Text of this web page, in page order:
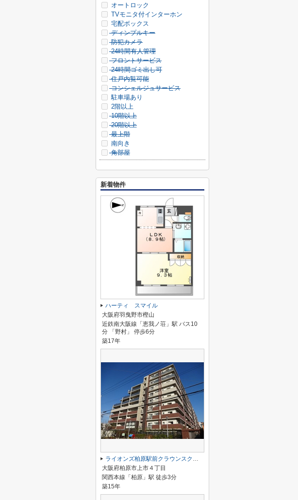
オートロック
TVモニタ付インターホン
宅配ボックス
ディンプルキー
防犯カメラ
24時間有人管理
フロントサービス
24時間ゴミ出し可
住戸内覧可能
コンシェルジュサービス
駐車場あり
2階以上
10階以上
20階以上
最上階
南向き
角部屋
新着物件
ハーティ スマイル
大阪府羽曳野市樫山
近鉄南大阪線「恵我ノ荘」駅 バス10
分 「野村」 停歩6分
築17年
ライオンズ柏原駅前クラウンスクエア
大阪府柏原市上市４丁目
関西本線「柏原」駅 徒歩3分
築15年